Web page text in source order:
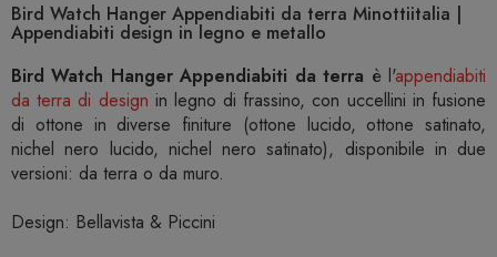
Bird Watch Hanger Appendiabiti da terra Minottiitalia |
Appendiabiti design in legno e metallo
Bird Watch Hanger Appendiabiti da terra è l'appendiabiti
da terra di design in legno di frassino, con uccellini in fusione
di ottone in diverse finiture (ottone lucido, ottone satinato,
nichel nero lucido, nichel nero satinato), disponibile in due
versioni: da terra o da muro.
Design: Bellavista & Piccini